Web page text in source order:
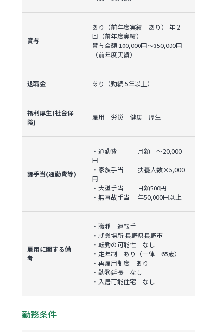
賞与
あり（前年度実績 あり） 年２
回（前年度実績）
賞与金額 100,000円〜350,000円
（前年度実績）
退職金 あり（勤続 5年以上）
福利厚生(社会保
険)
雇用 労災 健康 厚生
諸手当(通勤費等)
・通勤費 月額 ～20,000
円
・家族手当 扶養人数×5,000
円
・大型手当 日額500円
・無事故手当 年50,000円以上
雇用に関する備
考
・職種 運転手
・就業場所 長野県長野市
・転勤の可能性 なし
・定年制 あり（一律 65歳）
・再雇用制度 あり
・勤務延長 なし
・入居可能住宅 なし
勤務条件